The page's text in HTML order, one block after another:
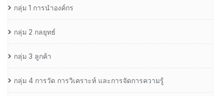
กลุ่ม 1 การนำองค์กร
กลุ่ม 2 กลยุทธ์
กลุ่ม 3 ลูกค้า
กลุ่ม 4 การวัด การวิเคราะห์ และการจัดการความรู้